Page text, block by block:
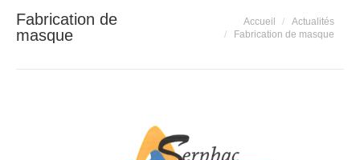
Fabrication de
masque
Vous êtes ici :Accueil
Actualités
Fabrication de masque